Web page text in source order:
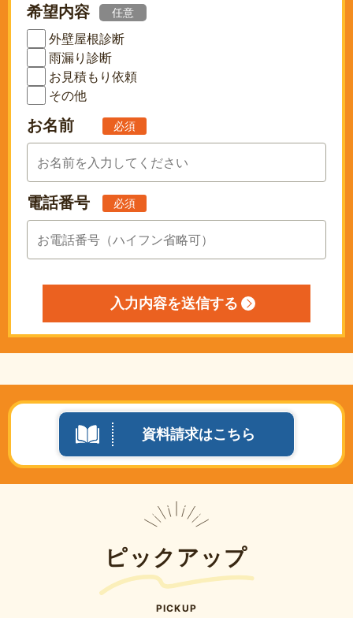
希望内容 任意
外壁屋根診断
雨漏り診断
お見積もり依頼
その他
お名前 必須
電話番号 必須
資料請求はこちら
ピックアップ
PICKUP